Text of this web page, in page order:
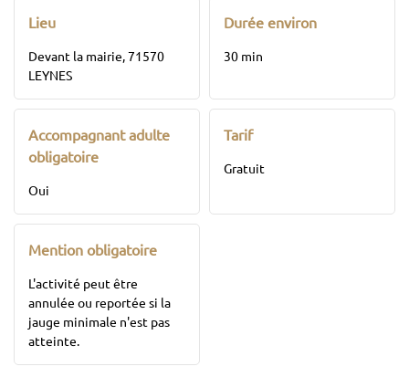
Lieu
Devant la mairie, 71570
LEYNES
Durée environ
30 min
Accompagnant adulte
obligatoire
Oui
Tarif
Gratuit
Mention obligatoire
L'activité peut être
annulée ou reportée si la
jauge minimale n'est pas
atteinte.